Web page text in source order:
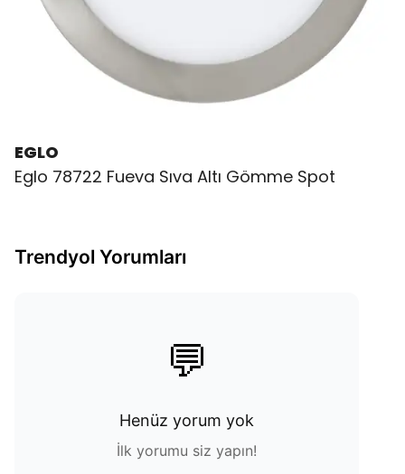
EGLO
Eglo 78722 Fueva Sıva Altı Gömme Spot
Trendyol Yorumları
💬
Henüz yorum yok
İlk yorumu siz yapın!